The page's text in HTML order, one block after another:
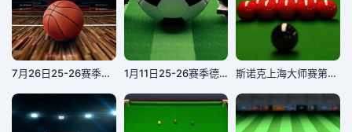
7月26日25-26赛季浙BA 宁海95VS77北仑 1月11日25-26赛季德甲联赛 门兴格拉德巴赫VS奥格斯堡 斯诺克上海大师赛第二轮：约翰·希金斯VS杰克·利索夫斯基